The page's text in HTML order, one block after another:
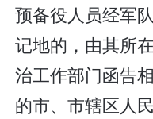
预备役人员经军
记地的，由其所
治工作部门函告
的市、市辖区人